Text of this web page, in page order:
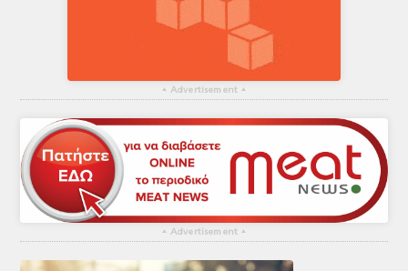
▴ Advertisement ▴
▴ Advertisement ▴